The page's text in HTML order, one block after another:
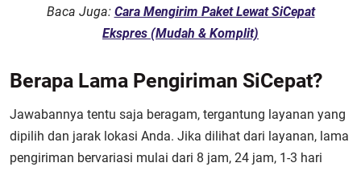
Baca Juga: Cara Mengirim Paket Lewat SiCepat
Ekspres (Mudah & Komplit)
Berapa Lama Pengiriman SiCepat?
Jawabannya tentu saja beragam, tergantung layanan yang
dipilih dan jarak lokasi Anda. Jika dilihat dari layanan, lama
pengiriman bervariasi mulai dari 8 jam, 24 jam, 1-3 hari